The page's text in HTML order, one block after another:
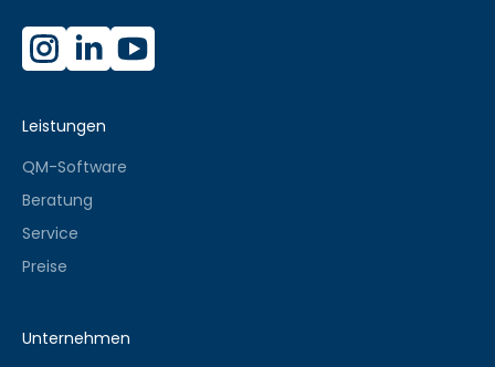
Leistungen
QM-Software
Beratung
Service
Preise
Unternehmen